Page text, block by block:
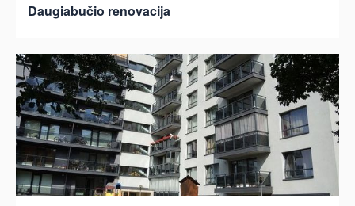
Daugiabučio renovacija